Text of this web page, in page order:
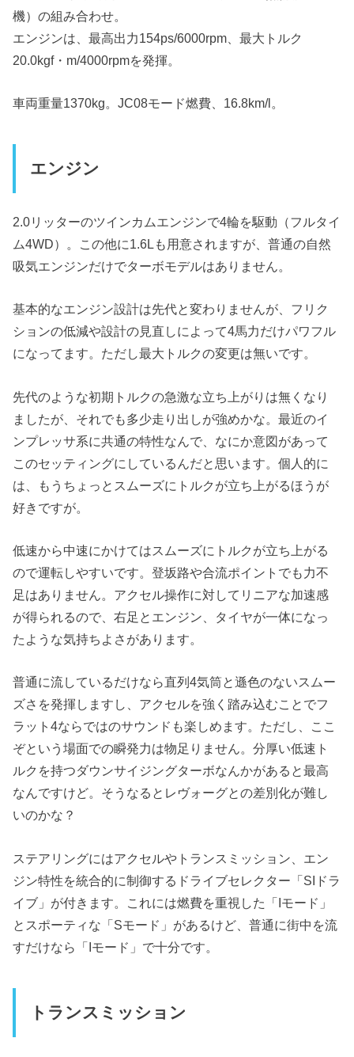
機）の組み合わせ。
エンジンは、最高出力154ps/6000rpm、最大トルク
20.0kgf・m/4000rpmを発揮。
車両重量1370kg。JC08モード燃費、16.8km/l。
エンジン
2.0リッターのツインカムエンジンで4輪を駆動（フルタイ
ム4WD）。この他に1.6Lも用意されますが、普通の自然
吸気エンジンだけでターボモデルはありません。
基本的なエンジン設計は先代と変わりませんが、フリク
ションの低減や設計の見直しによって4馬力だけパワフル
になってます。ただし最大トルクの変更は無いです。
先代のような初期トルクの急激な立ち上がりは無くなり
ましたが、それでも多少走り出しが強めかな。最近のイ
ンプレッサ系に共通の特性なんで、なにか意図があって
このセッティングにしているんだと思います。個人的に
は、もうちょっとスムーズにトルクが立ち上がるほうが
好きですが。
低速から中速にかけてはスムーズにトルクが立ち上がる
ので運転しやすいです。登坂路や合流ポイントでも力不
足はありません。アクセル操作に対してリニアな加速感
が得られるので、右足とエンジン、タイヤが一体になっ
たような気持ちよさがあります。
普通に流しているだけなら直列4気筒と遜色のないスムー
ズさを発揮しますし、アクセルを強く踏み込むことでフ
ラット4ならではのサウンドも楽しめます。ただし、ここ
ぞという場面での瞬発力は物足りません。分厚い低速ト
ルクを持つダウンサイジングターボなんかがあると最高
なんですけど。そうなるとレヴォーグとの差別化が難し
いのかな？
ステアリングにはアクセルやトランスミッション、エン
ジン特性を統合的に制御するドライブセレクター「SIドラ
イブ」が付きます。これには燃費を重視した「Iモード」
とスポーティな「Sモード」があるけど、普通に街中を流
すだけなら「Iモード」で十分です。
トランスミッション